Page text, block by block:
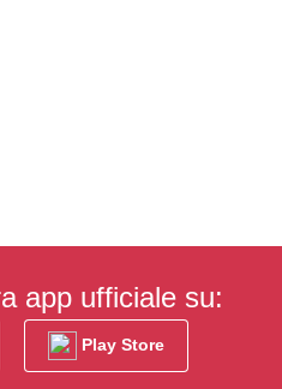
app ufficiale su:
Play Store